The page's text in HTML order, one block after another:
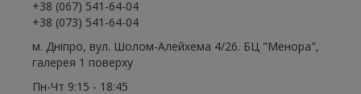
+38 (067) 541-64-04
+38 (073) 541-64-04
м. Дніпро, вул. Шолом-Алейхема 4/26. БЦ "Менора",
галерея 1 поверху
Пн-Чт 9:15 - 18:45